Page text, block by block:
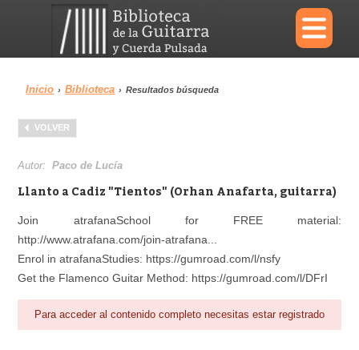
×
Menu
Biblioteca
Área personal
Inicio › Biblioteca › Resultados búsqueda
VOLVER
Autor:Paco de Lucía
Llanto a Cadiz "Tientos" (Orhan Anafarta, guitarra)
Join atrafanaSchool for FREE material:
http://www.atrafana.com/join-atrafana...
Enrol in atrafanaStudies: https://gumroad.com/l/nsfy
Get the Flamenco Guitar Method: https://gumroad.com/l/DFrI
Para acceder al contenido completo necesitas estar registrado